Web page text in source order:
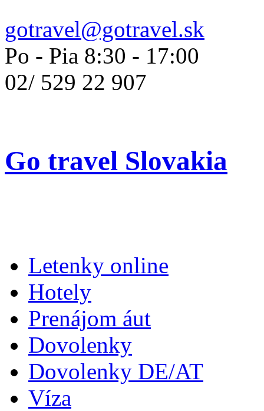
gotravel@gotravel.sk
Po - Pia 8:30 - 17:00
02/ 529 22 907
Go travel Slovakia
Letenky online
Hotely
Prenájom áut
Dovolenky
Dovolenky DE/AT
Víza